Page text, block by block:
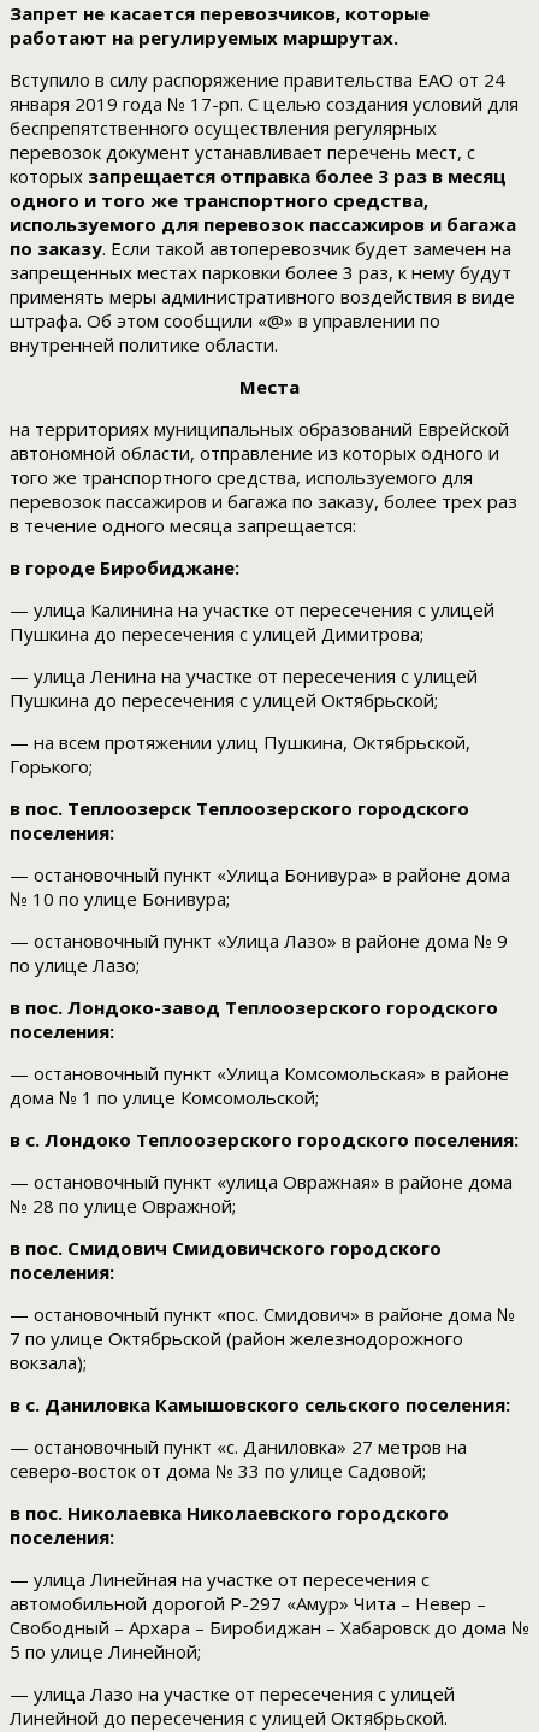
Запрет не касается перевозчиков, которые
работают на регулируемых маршрутах.
Вступило в силу распоряжение правительства ЕАО от 24
января 2019 года № 17-рп. С целью создания условий для
беспрепятственного осуществления регулярных
перевозок документ устанавливает перечень мест, с
которых запрещается отправка более 3 раз в месяц
одного и того же транспортного средства,
используемого для перевозок пассажиров и багажа
по заказу. Если такой автоперевозчик будет замечен на
запрещенных местах парковки более 3 раз, к нему будут
применять меры административного воздействия в виде
штрафа. Об этом сообщили «@» в управлении по
внутренней политике области.
Места
на территориях муниципальных образований Еврейской
автономной области, отправление из которых одного и
того же транспортного средства, используемого для
перевозок пассажиров и багажа по заказу, более трех раз
в течение одного месяца запрещается:
в городе Биробиджане:
— улица Калинина на участке от пересечения с улицей
Пушкина до пересечения с улицей Димитрова;
— улица Ленина на участке от пересечения с улицей
Пушкина до пересечения с улицей Октябрьской;
— на всем протяжении улиц Пушкина, Октябрьской,
Горького;
в пос. Теплоозерск Теплоозерского городского
поселения:
— остановочный пункт «Улица Бонивура» в районе дома
№ 10 по улице Бонивура;
— остановочный пункт «Улица Лазо» в районе дома № 9
по улице Лазо;
в пос. Лондоко-завод Теплоозерского городского
поселения:
— остановочный пункт «Улица Комсомольская» в районе
дома № 1 по улице Комсомольской;
в с. Лондоко Теплоозерского городского поселения:
— остановочный пункт «улица Овражная» в районе дома
№ 28 по улице Овражной;
в пос. Смидович Смидовичского городского
поселения:
— остановочный пункт «пос. Смидович» в районе дома №
7 по улице Октябрьской (район железнодорожного
вокзала);
в с. Даниловка Камышовского сельского поселения:
— остановочный пункт «с. Даниловка» 27 метров на
северо-восток от дома № 33 по улице Садовой;
в пос. Николаевка Николаевского городского
поселения:
— улица Линейная на участке от пересечения с
автомобильной дорогой Р-297 «Амур» Чита – Невер –
Свободный – Архара – Биробиджан – Хабаровск до дома №
5 по улице Линейной;
— улица Лазо на участке от пересечения с улицей
Линейной до пересечения с улицей Октябрьской.